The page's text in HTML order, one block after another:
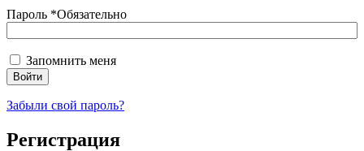
Пароль *Обязательно
Запомнить меня
Войти
Забыли свой пароль?
Регистрация